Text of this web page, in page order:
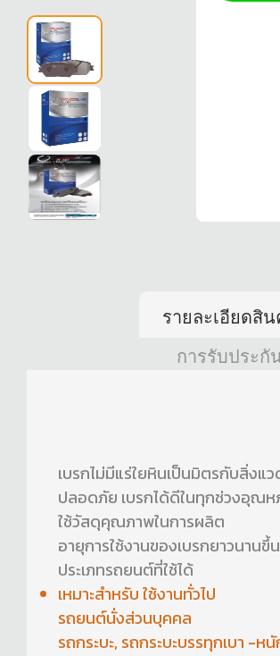
รายละเอียดสิน
การรับประกั
เบรกไม่มีแร่ใยหินเป็นมิตรกับสิ่งแ
ปลอดภัย เบรกได้ดีในทุกช่วงอุณห
ใช้วัสดุคุณภาพในการผลิต
อายุการใช้งานของเบรกยาวนานขึ้น
ประเภทรถยนต์ที่ใช้ได้
เหมาะสำหรับ ใช้งานทั่วไป
รถยนต์นั่งส่วนบุคคล
รถกระบะ, รถกระบะบรรทุกเบา -ห